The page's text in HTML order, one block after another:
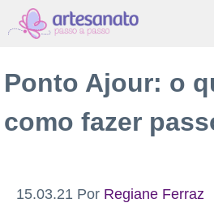
Pular
para
conteúdo
Ponto Ajour: o
como fazer
15.03.21 Por Regiane Ferraz